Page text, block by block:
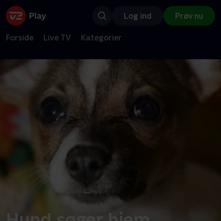
Log ind Prøv nu
Forside Live TV Kategorier